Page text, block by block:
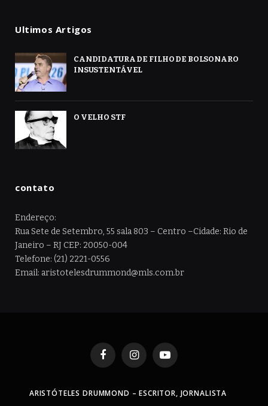
Ultimos Artigos
CANDIDATURA DE FILHO DE BOLSONARO
INSUSTENTÁVEL
O VELHO STF
contato
Endereço:
Rua Sete de Setembro, 55 sala 803 – Centro –Cidade: Rio de
Janeiro – RJ CEP: 20050-004
Telefone: (21) 2221-0556
Email: aristotelesdrummond@mls.com.br
FacebookInstagramYouTube
ARISTÓTELES DRUMMOND – ESCRITOR, JORNALISTA